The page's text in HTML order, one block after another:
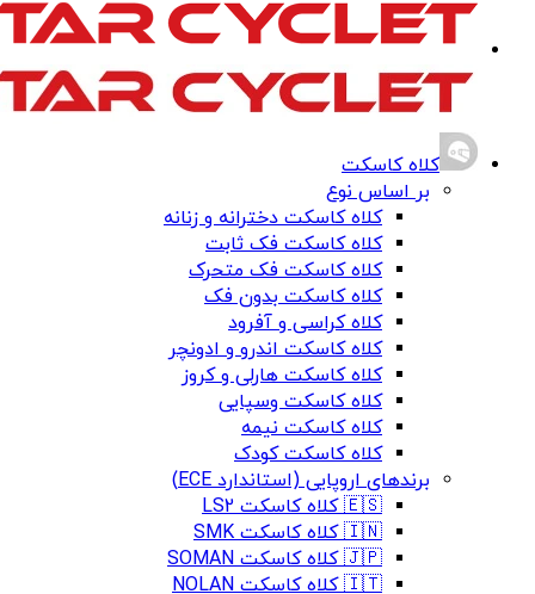
کلاه کاسکت
بر اساس نوع
کلاه کاسکت دخترانه و زنانه
کلاه کاسکت فک ثابت
کلاه کاسکت فک متحرک
کلاه کاسکت بدون فک
کلاه کراسی و آفرود
کلاه کاسکت اندرو و ادونچر
کلاه کاسکت هارلی و کروز
کلاه کاسکت وسپایی
کلاه کاسکت نیمه
کلاه کاسکت کودک
برندهای اروپایی (استاندارد ECE)
🇪🇸 کلاه کاسکت LS2
🇮🇳 کلاه کاسکت SMK
🇯🇵 کلاه کاسکت SOMAN
🇮🇹 کلاه کاسکت NOLAN